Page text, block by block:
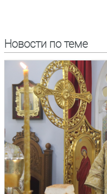
Новости по теме